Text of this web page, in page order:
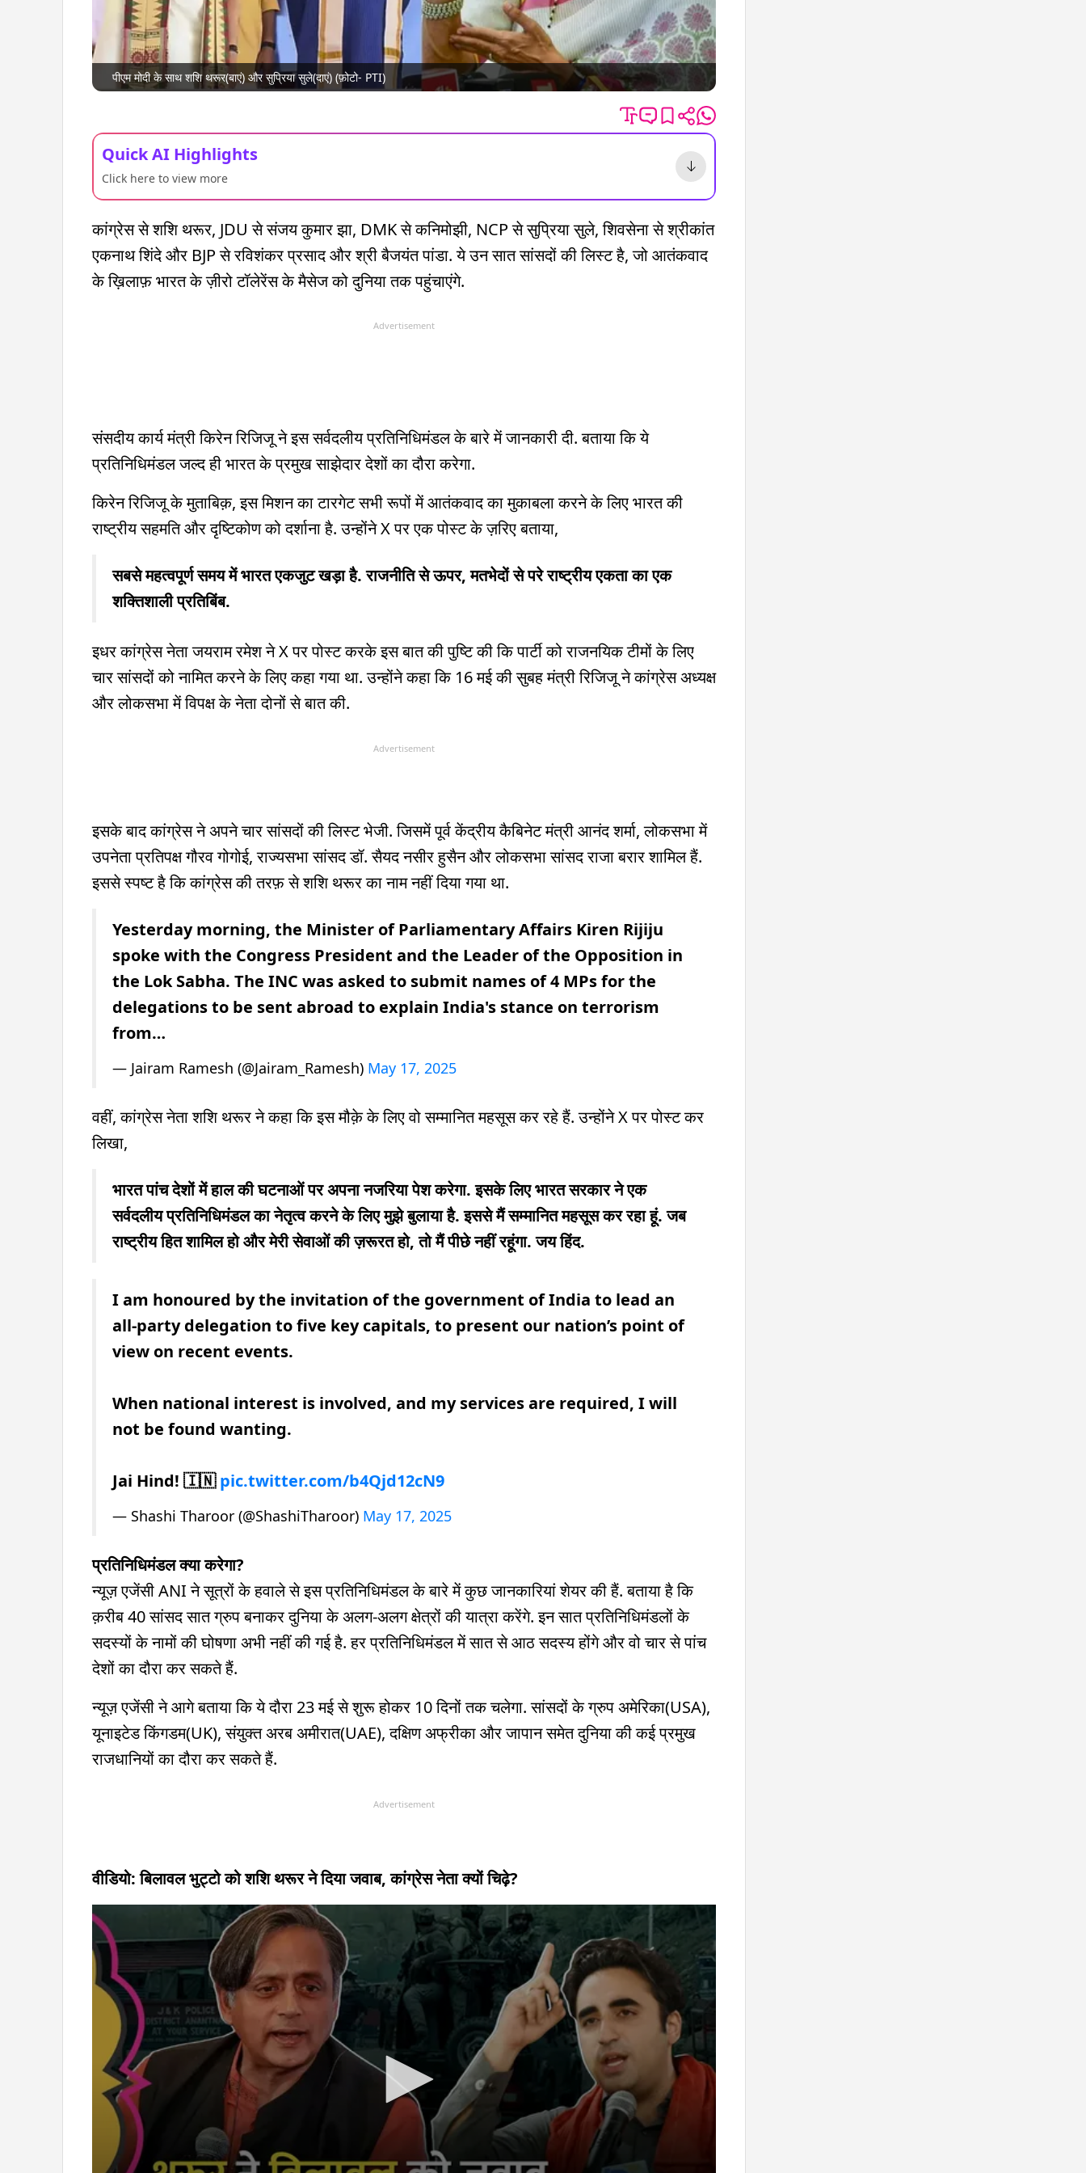
पीएम मोदी के साथ शशि थरूर(बाएं) और सुप्रिया सुले(दाएं) (फ़ोटो- PTI)
Quick AI Highlights
Click here to view more
कांग्रेस से शशि थरूर, JDU से संजय कुमार झा, DMK से कनिमोझी, NCP से सुप्रिया सुले, शिवसेना से श्रीकांत
एकनाथ शिंदे और BJP से रविशंकर प्रसाद और श्री बैजयंत पांडा. ये उन सात सांसदों की लिस्ट है, जो आतंकवाद
के ख़िलाफ़ भारत के ज़ीरो टॉलेरेंस के मैसेज को दुनिया तक पहुंचाएंगे.
Advertisement
संसदीय कार्य मंत्री किरेन रिजिजू ने इस सर्वदलीय प्रतिनिधिमंडल के बारे में जानकारी दी. बताया कि ये
प्रतिनिधिमंडल जल्द ही भारत के प्रमुख साझेदार देशों का दौरा करेगा.
किरेन रिजिजू के मुताबिक़, इस मिशन का टारगेट सभी रूपों में आतंकवाद का मुकाबला करने के लिए भारत की
राष्ट्रीय सहमति और दृष्टिकोण को दर्शाना है. उन्होंने X पर एक पोस्ट के ज़रिए बताया,
सबसे महत्वपूर्ण समय में भारत एकजुट खड़ा है. राजनीति से ऊपर, मतभेदों से परे राष्ट्रीय एकता का एक
शक्तिशाली प्रतिबिंब.
इधर कांग्रेस नेता जयराम रमेश ने X पर पोस्ट करके इस बात की पुष्टि की कि पार्टी को राजनयिक टीमों के लिए
चार सांसदों को नामित करने के लिए कहा गया था. उन्होंने कहा कि 16 मई की सुबह मंत्री रिजिजू ने कांग्रेस अध्यक्ष
और लोकसभा में विपक्ष के नेता दोनों से बात की.
Advertisement
इसके बाद कांग्रेस ने अपने चार सांसदों की लिस्ट भेजी. जिसमें पूर्व केंद्रीय कैबिनेट मंत्री आनंद शर्मा, लोकसभा में
उपनेता प्रतिपक्ष गौरव गोगोई, राज्यसभा सांसद डॉ. सैयद नसीर हुसैन और लोकसभा सांसद राजा बरार शामिल हैं.
इससे स्पष्ट है कि कांग्रेस की तरफ़ से शशि थरूर का नाम नहीं दिया गया था.
Yesterday morning, the Minister of Parliamentary Affairs Kiren Rijiju
spoke with the Congress President and the Leader of the Opposition in
the Lok Sabha. The INC was asked to submit names of 4 MPs for the
delegations to be sent abroad to explain India's stance on terrorism
from…
— Jairam Ramesh (@Jairam_Ramesh) May 17, 2025
वहीं, कांग्रेस नेता शशि थरूर ने कहा कि इस मौक़े के लिए वो सम्मानित महसूस कर रहे हैं. उन्होंने X पर पोस्ट कर
लिखा,
भारत पांच देशों में हाल की घटनाओं पर अपना नजरिया पेश करेगा. इसके लिए भारत सरकार ने एक
सर्वदलीय प्रतिनिधिमंडल का नेतृत्व करने के लिए मुझे बुलाया है. इससे मैं सम्मानित महसूस कर रहा हूं. जब
राष्ट्रीय हित शामिल हो और मेरी सेवाओं की ज़रूरत हो, तो मैं पीछे नहीं रहूंगा. जय हिंद.
I am honoured by the invitation of the government of India to lead an
all-party delegation to five key capitals, to present our nation’s point of
view on recent events.
When national interest is involved, and my services are required, I will
not be found wanting.
Jai Hind! 🇮🇳pic.twitter.com/b4Qjd12cN9
— Shashi Tharoor (@ShashiTharoor) May 17, 2025
प्रतिनिधिमंडल क्या करेगा?
न्यूज़ एजेंसी ANI ने सूत्रों के हवाले से इस प्रतिनिधिमंडल के बारे में कुछ जानकारियां शेयर की हैं. बताया है कि
क़रीब 40 सांसद सात ग्रुप बनाकर दुनिया के अलग-अलग क्षेत्रों की यात्रा करेंगे. इन सात प्रतिनिधिमंडलों के
सदस्यों के नामों की घोषणा अभी नहीं की गई है. हर प्रतिनिधिमंडल में सात से आठ सदस्य होंगे और वो चार से पांच
देशों का दौरा कर सकते हैं.
न्यूज़ एजेंसी ने आगे बताया कि ये दौरा 23 मई से शुरू होकर 10 दिनों तक चलेगा. सांसदों के ग्रुप अमेरिका(USA),
यूनाइटेड किंगडम(UK), संयुक्त अरब अमीरात(UAE), दक्षिण अफ्रीका और जापान समेत दुनिया की कई प्रमुख
राजधानियों का दौरा कर सकते हैं.
Advertisement
वीडियो: बिलावल भुट्टो को शशि थरूर ने दिया जवाब, कांग्रेस नेता क्यों चिढ़े?